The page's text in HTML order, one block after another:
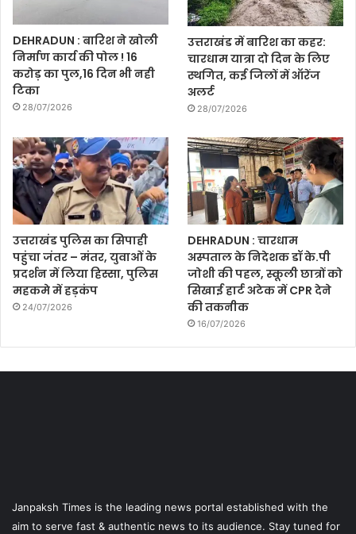
DEHRADUN : बारिश ने खोली
निर्माण कार्य की पोल ! 16
करोड़ का पुल,16 दिन भी नही
टिका
28/07/2026
उत्तराखंड में बारिश का कहर:
चारधाम यात्रा दो दिन के लिए
स्थगित, कई जिलों में ऑरेंज
अलर्ट
28/07/2026
उत्तराखंड पुलिस का सिपाही
पहुंचा जंतर – मंतर, युवाओं के
प्रदर्शन में लिया हिस्सा, पुलिस
महकमे में हड़कंप
24/07/2026
DEHRADUN : चारधाम
अस्पताल के निदेशक डॉ के.पी
जोशी की पहल, स्कूली छात्रों को
सिखाई हार्ट अटेक में CPR देने
की तकनीक
16/07/2026
Janpaksh Times is the leading news portal established with the
aim to serve fast & authentic news to its audience. Stay tuned for